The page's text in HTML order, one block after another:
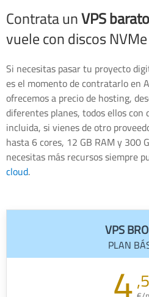
Contrata unVPS barato
vuele con discos NVMe
Si necesitas pasar tu proyecto
es el momento de contratarlo en
ofrecemos a precio de hosting,
diferentes planes, todos ellos con
incluida, si vienes de otro
hasta 6 cores, 12 GB RAM y 300
necesitas más recursos siempre
cloud.
VPS
PLAN